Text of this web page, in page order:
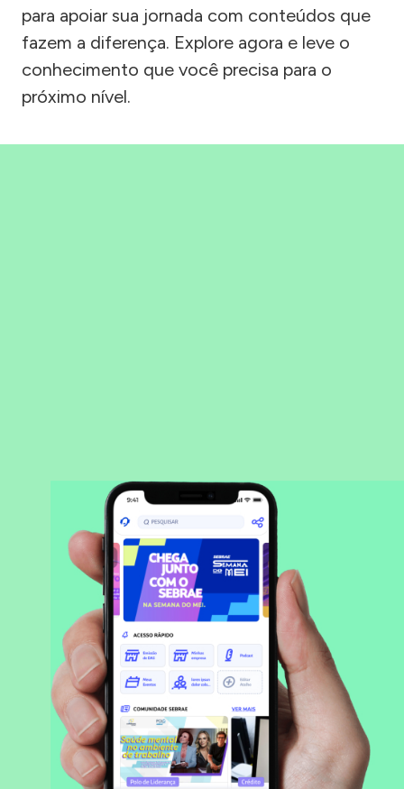
para apoiar sua jornada com conteúdos que
fazem a diferença. Explore agora e leve o
conhecimento que você precisa para o
próximo nível.